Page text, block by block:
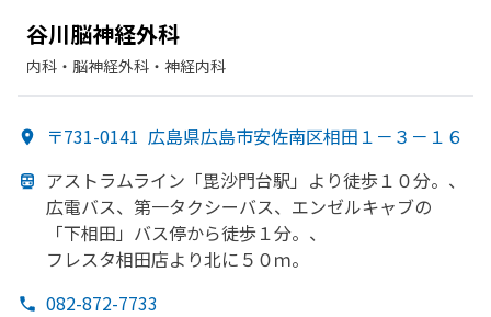
谷川脳神経外科
内科・​脳神経外科・​神経内科
〒731-0141 広島県広島市安佐南区相田１－３－１６
アストラムライン 「毘沙門台駅」より徒歩１０分。、
広電バス、 第一タクシーバス、 エンゼルキャブの
「下相田」 バス停から徒歩１分。、
フレスタ相田店より北に ５０ｍ。
082-872-7733